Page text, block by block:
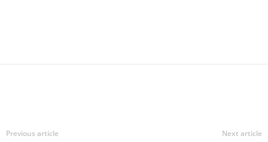
Previous article Next article